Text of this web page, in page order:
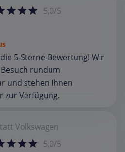
5,0/5
5‑Sterne‑Bewertung! Wir
rundum
und stehen Ihnen
zur Verfügung.
Volkswagen
5,0/5